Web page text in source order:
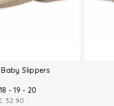
Slippers
- 19 - 20
32.90